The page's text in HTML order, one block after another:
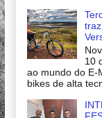
10
ao mundo do E-
bikes de alta